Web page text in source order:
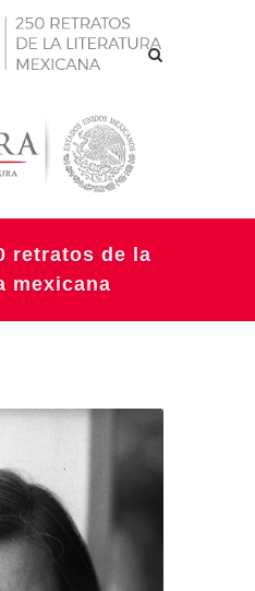
retratos de la
mexicana